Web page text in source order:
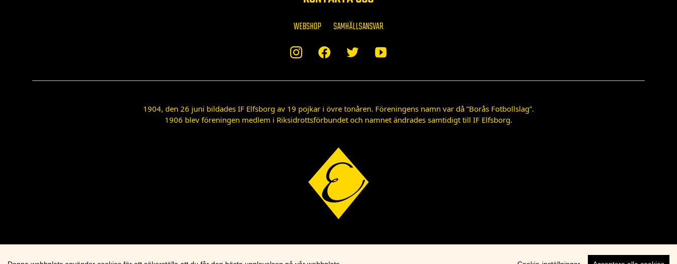
WEBSHOP SAMHÄLLSANSVAR
1904, den 26 juni bildades IF Elfsborg av 19 pojkar i övre tonåren. Föreningens namn var då ”Borås Fotbollslag”.
1906 blev föreningen medlem i Riksidrottsförbundet och namnet ändrades samtidigt till IF Elfsborg.